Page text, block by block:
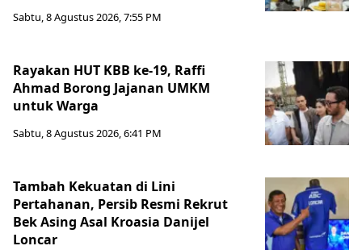
Sabtu, 8 Agustus 2026, 7:55 PM
Rayakan HUT KBB ke-19, Raffi
Ahmad Borong Jajanan UMKM
untuk Warga
Sabtu, 8 Agustus 2026, 6:41 PM
Tambah Kekuatan di Lini
Pertahanan, Persib Resmi Rekrut
Bek Asing Asal Kroasia Danijel
Loncar